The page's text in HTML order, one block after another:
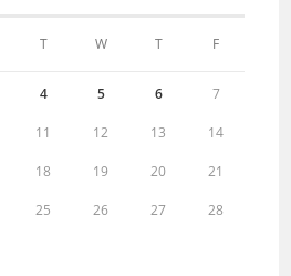
T W T F
4 5 6 7
11 12 13 14
18 19 20 21
25 26 27 28